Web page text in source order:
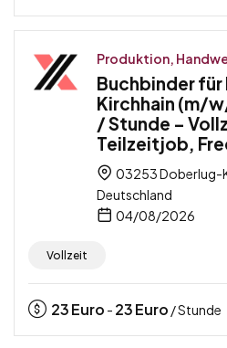
Produktion,
Buchbinder
Kirchhain (m/
/ Stunde –
Teilzeitjob,
03253 Doberlug-
Deutschland
04/08/2026
Vollzeit
23Euro - 23Euro / Stunde